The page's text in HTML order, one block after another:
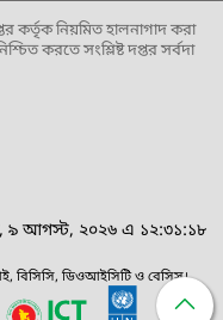
কর্তৃক নিয়মিত হালনাগাদ করা
করতে সংশ্লিষ্ট দপ্তর সর্বদা
৯ আগস্ট, ২০২৬ এ ১২:৩১:১৮
বিসিসি, ডিওআইসিটি ও বেসিস।